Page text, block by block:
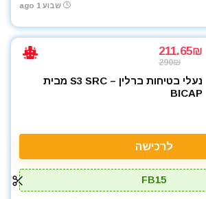
שבוע 1 ago
211.65₪
290₪
נעלי בטיחות ברלין – S3 SRC מבית
BICAP
לרכישה
FB15